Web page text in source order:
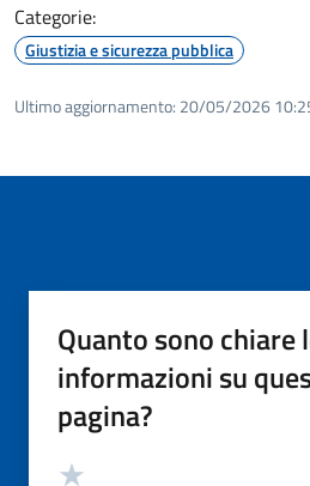
Categorie:
Giustizia e sicurezza pubblica
Ultimo aggiornamento: 20/05/2026
Quanto sono chiare
informazioni su
pagina?
Valutazione